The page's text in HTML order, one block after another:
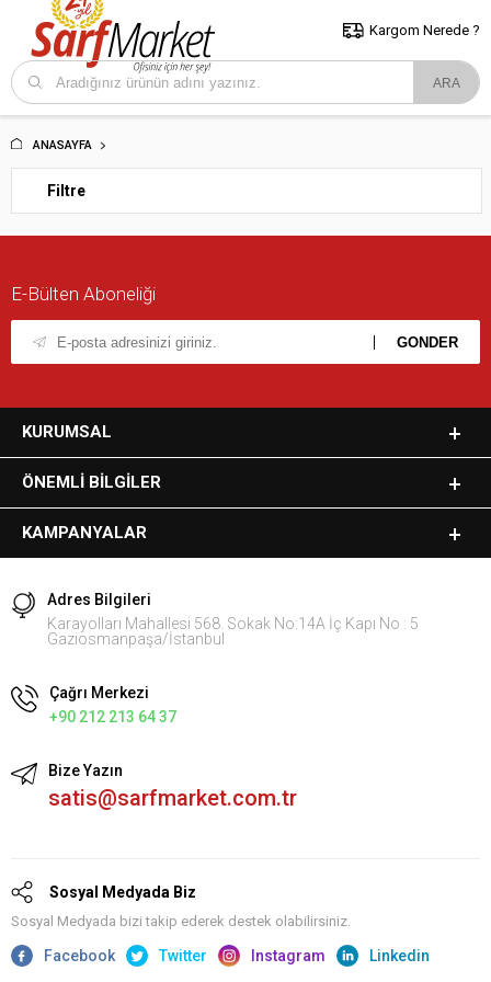
5000 TL ve Üzeri Alışverişlerde İstanbul İçi Kargo Bedava!
ve Trakya İçin Tıklayın..
Kargom Nerede ?
ANASAYFA
Filtre
E-Bülten Aboneliği
KURUMSAL
ÖNEMLI BILGILER
KAMPANYALAR
Adres Bilgileri
Karayolları Mahallesi 568. Sokak No:14A İç Kapı No : 5
Gaziosmanpaşa/İstanbul
Çağrı Merkezi
+90 212 213 64 37
Bize Yazın
satis@sarfmarket.com.tr
Sosyal Medyada Biz
Sosyal Medyada bizi takip ederek destek olabilirsiniz.
Facebook Twitter Instagram Linkedin